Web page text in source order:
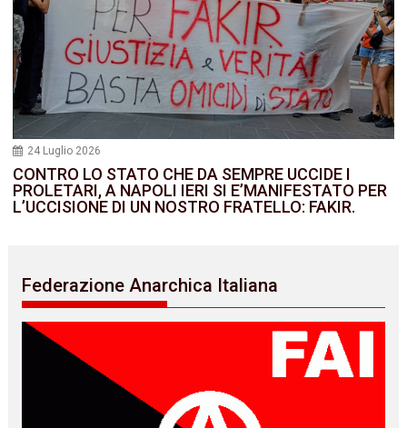
24 Luglio 2026
CONTRO LO STATO CHE DA SEMPRE UCCIDE I
PROLETARI, A NAPOLI IERI SI E’MANIFESTATO PER
L’UCCISIONE DI UN NOSTRO FRATELLO: FAKIR.
Federazione Anarchica Italiana